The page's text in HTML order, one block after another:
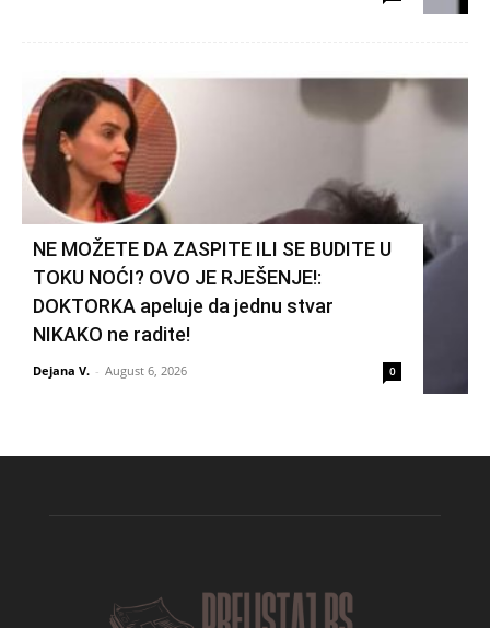
NE MOŽETE DA ZASPITE ILI SE BUDITE U
TOKU NOĆI? OVO JE RJEŠENJE!:
DOKTORKA apeluje da jednu stvar
NIKAKO ne radite!
Dejana V. - August 6, 2026 0